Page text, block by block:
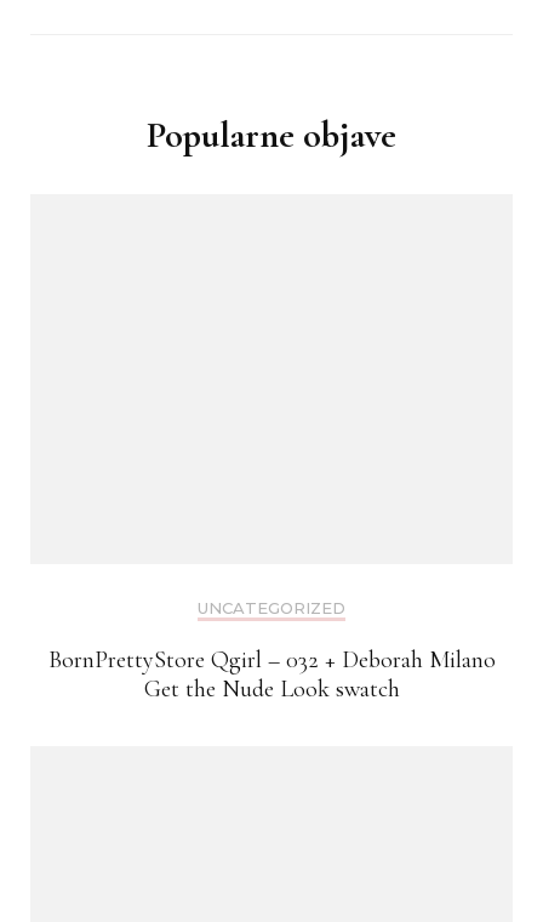
Popularne objave
UNCATEGORIZED
BornPrettyStore Qgirl – 032 + Deborah Milano
Get the Nude Look swatch